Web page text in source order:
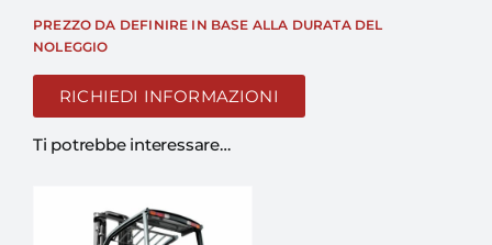
PREZZO DA DEFINIRE IN BASE ALLA DURATA DEL
NOLEGGIO
RICHIEDI INFORMAZIONI
Ti potrebbe interessare…